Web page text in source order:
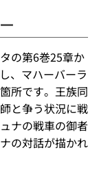
の第6巻25章か
、マハーバーラ
所です。王族同
と争う状況に戦
ナの戦車の御者
の対話が描かれ